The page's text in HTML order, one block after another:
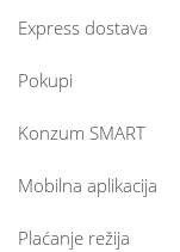
Express dostava
Pokupi
Konzum SMART
Mobilna aplikacija
Plaćanje režija